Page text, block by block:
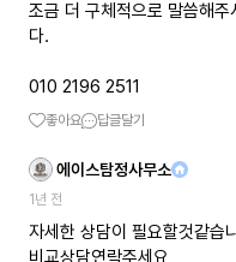
조금 더 구체적으로 말씀해
다.
010 2196 2511
좋아요 답글달기
에이스탐정사무소
1년 전
자세한 상담이 필요할것같습
비교상담연락주세요